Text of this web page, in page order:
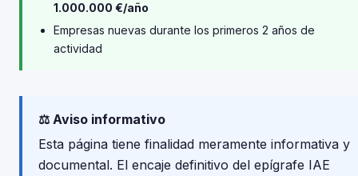
1.000.000 €/año
Empresas nuevas durante los primeros 2 años de
actividad
⚖️ Aviso informativo
Esta página tiene finalidad meramente informativa y
documental. El encaje definitivo del epígrafe IAE